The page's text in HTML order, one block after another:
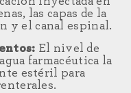
las capas de la
y el canal espinal.
El nivel de
farmacéutica la
estéril para